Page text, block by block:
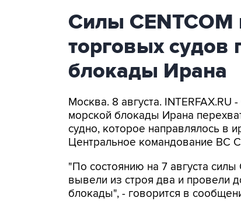
Силы CENTCOM
торговых судов
блокады Ирана
Москва. 8 августа.
морской блокады Ирана
судно, которое направлялось в
Центральное командование ВС
"По состоянию на 7 августа
вывели из строя два и провели
блокады", - говорится в